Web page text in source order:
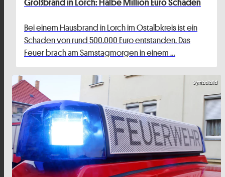
Großbrand in Lorch: Halbe Million Euro Schaden
Bei einem Hausbrand in Lorch im Ostalbkreis ist ein
Schaden von rund 500.000 Euro entstanden. Das
Feuer brach am Samstagmorgen in einem …
Symbolbild